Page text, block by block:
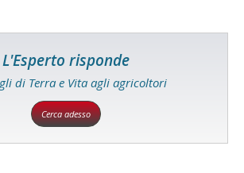
L'Esperto risponde
di Terra e Vita agli agricoltori
Cerca adesso